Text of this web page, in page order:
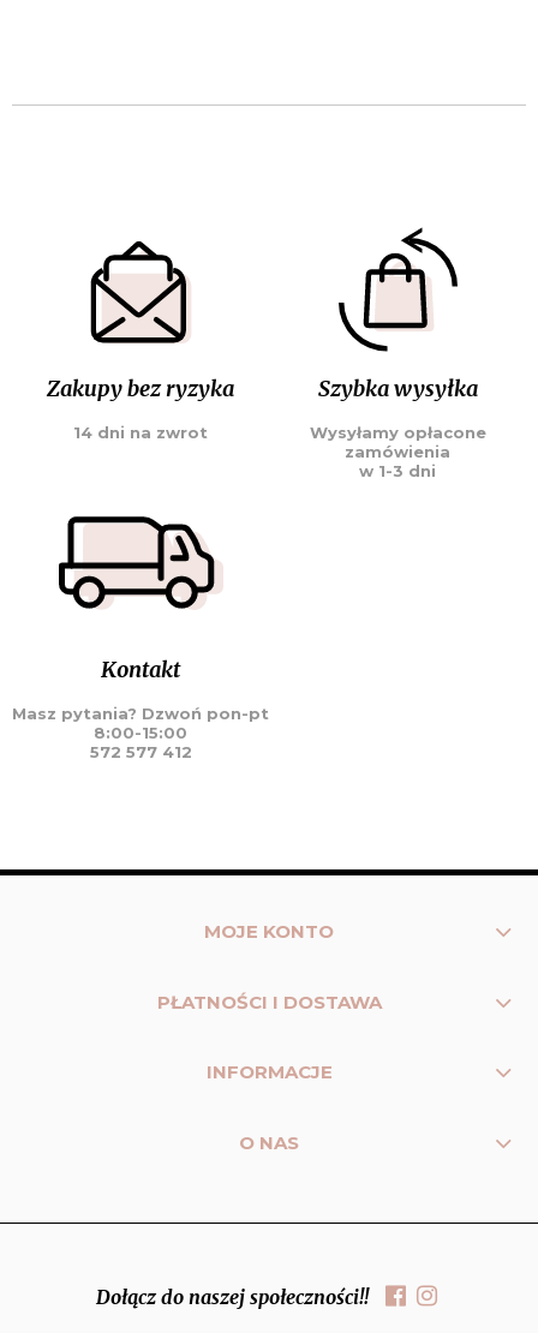
Zakupy bez ryzyka
14 dni na zwrot
Szybka wysyłka
Wysyłamy opłacone
zamówienia
w 1-3 dni
Kontakt
Masz pytania? Dzwoń pon-pt
8:00-15:00
572 577 412
MOJE KONTO
PŁATNOŚCI I DOSTAWA
INFORMACJE
O NAS
Dołącz do naszej społeczności!!